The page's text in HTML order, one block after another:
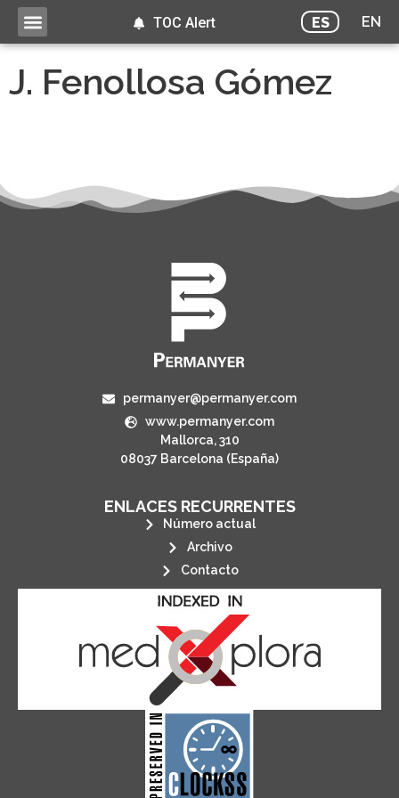
ES EN
TOC Alert
J. Fenollosa Gómez
permanyer@permanyer.com
www.permanyer.com
Mallorca, 310
08037 Barcelona (España)
ENLACES RECURRENTES
Número actual
Archivo
Contacto
CLOCKSS is a dak archive that
ensures the long-term survival
of web-based scholary
publications, governed by and for
its stakeholders.